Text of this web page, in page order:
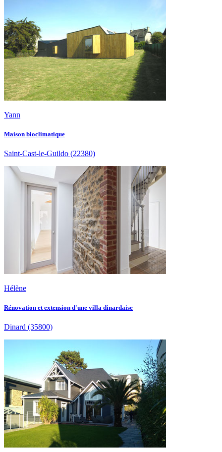
Yann
Maison bioclimatique
Saint-Cast-le-Guildo (22380)
Hélène
Rénovation et extension d'une villa dinardaise
Dinard (35800)